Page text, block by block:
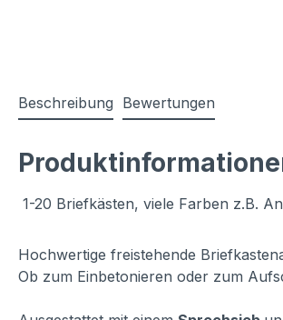
Beschreibung Bewertungen
1-20 Briefkästen, viele Farben z.B.
Hochwertige freistehende
Ob zum Einbetonieren oder zum